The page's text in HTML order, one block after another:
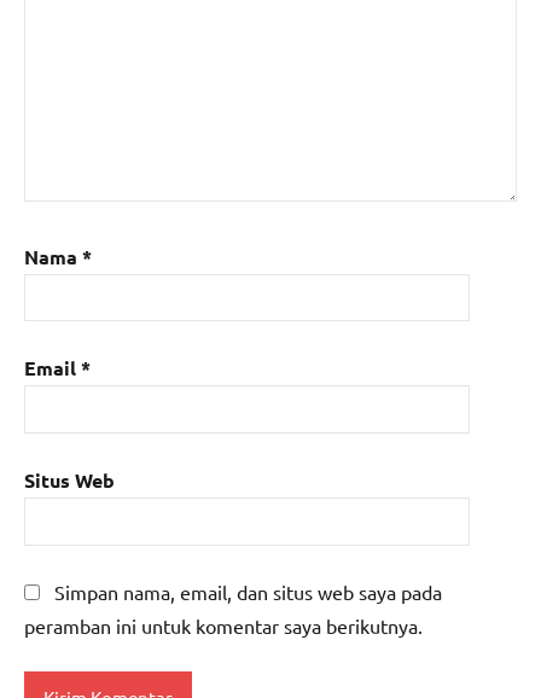
Nama *
Email*
Situs Web
Simpan nama, email, dan situs web saya pada
peramban ini untuk komentar saya berikutnya.